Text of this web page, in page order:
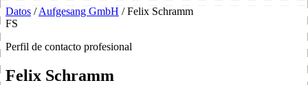
Datos / Aufgesang GmbH / Felix Schramm
FS
Perfil de contacto profesional
Felix Schramm